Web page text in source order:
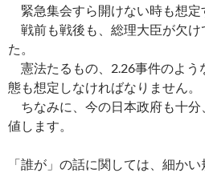
緊急集会すら開けない時も想定
戦前も戦後も、総理大臣が欠け
た。
憲法たるもの、2.26事件のよう
態も想定しなければなりません。
ちなみに、今の日本政府も十分
値します。
「誰が」の話に関しては、細か